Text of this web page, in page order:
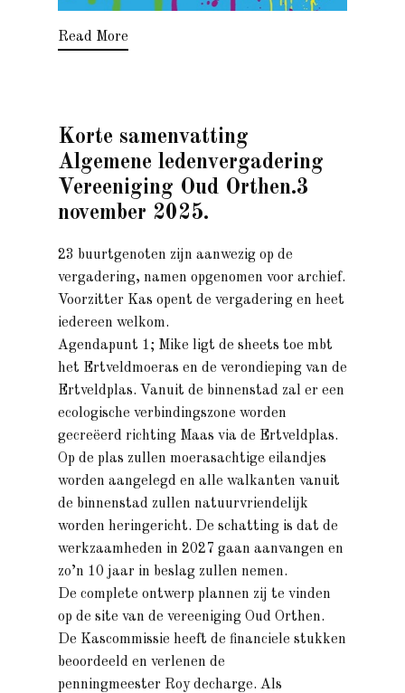
Read More
Korte samenvatting
Algemene ledenvergadering
Vereeniging Oud Orthen.3
november 2025.
23 buurtgenoten zijn aanwezig op de
vergadering, namen opgenomen voor archief.
Voorzitter Kas opent de vergadering en heet
iedereen welkom.
Agendapunt 1; Mike ligt de sheets toe mbt
het Ertveldmoeras en de verondieping van de
Ertveldplas. Vanuit de binnenstad zal er een
ecologische verbindingszone worden
gecreëerd richting Maas via de Ertveldplas.
Op de plas zullen moerasachtige eilandjes
worden aangelegd en alle walkanten vanuit
de binnenstad zullen natuurvriendelijk
worden heringericht. De schatting is dat de
werkzaamheden in 2027 gaan aanvangen en
zo’n 10 jaar in beslag zullen nemen.
De complete ontwerp plannen zij te vinden
op de site van de vereeniging Oud Orthen.
De Kascommissie heeft de financiele stukken
beoordeeld en verlenen de
penningmeester Roy decharge. Als